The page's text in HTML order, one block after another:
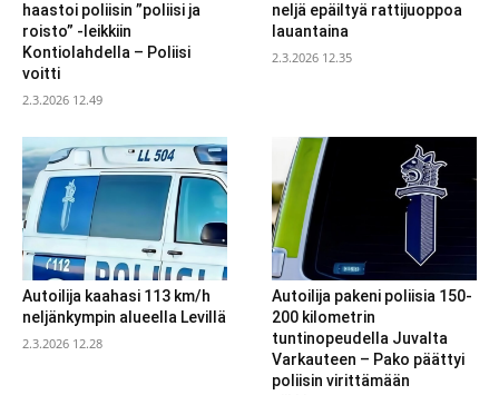
haastoi poliisin ”poliisi ja
roisto” -leikkiin
Kontiolahdella – Poliisi
voitti
2.3.2026 12.49
neljä epäiltyä rattijuoppoa
lauantaina
2.3.2026 12.35
Autoilija kaahasi 113 km/h
neljänkympin alueella Levillä
2.3.2026 12.28
Autoilija pakeni poliisia 150-
200 kilometrin
tuntinopeudella Juvalta
Varkauteen – Pako päättyi
poliisin virittämään